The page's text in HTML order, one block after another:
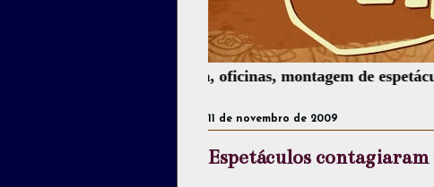
poesia, palhaçaria, oficinas, montagem de espetáculos,
11 de novembro de 2009
Espetáculos